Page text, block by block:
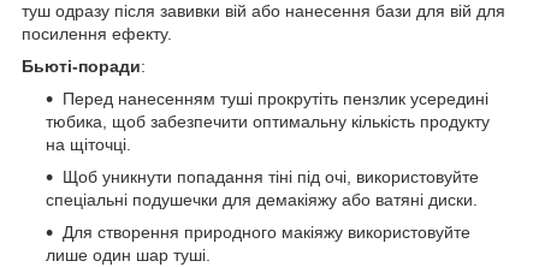
туш одразу після завивки вій або нанесення бази для вій для
посилення ефекту.
Бьюті-поради:
Перед нанесенням туші прокрутіть пензлик усередині
тюбика, щоб забезпечити оптимальну кількість продукту
на щіточці.
Щоб уникнути попадання тіні під очі, використовуйте
спеціальні подушечки для демакіяжу або ватяні диски.
Для створення природного макіяжу використовуйте
лише один шар туші.